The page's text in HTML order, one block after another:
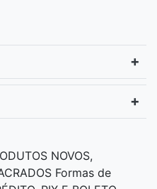
NOVOS,
Formas de